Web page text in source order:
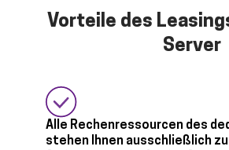
Vorteile des
Server
Alle Rechenressourcen des
stehen Ihnen ausschließlich